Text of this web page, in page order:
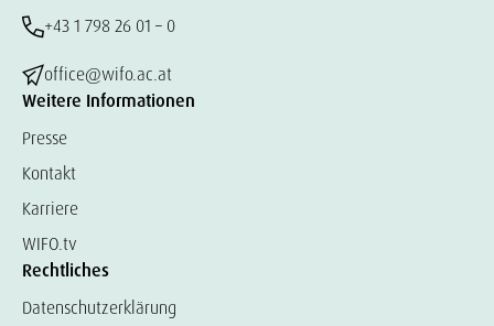
+43 1 798 26 01 – 0
office@wifo.ac.at
Weitere Informationen
Presse
Kontakt
Karriere
WIFO.tv
Rechtliches
Datenschutzerklärung